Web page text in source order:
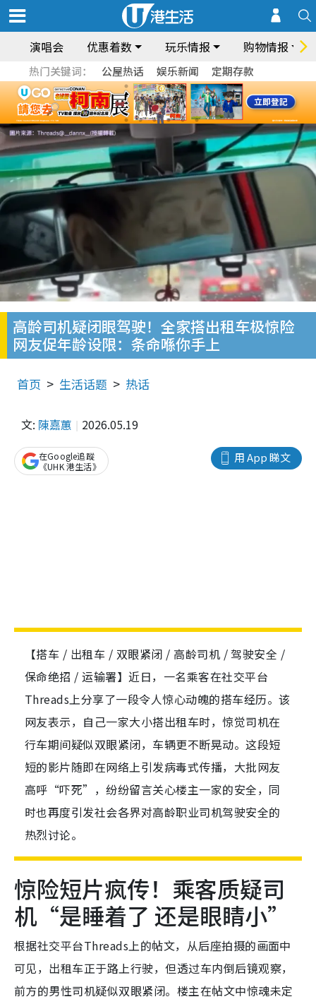
演唱会 优惠着数 玩乐情报 购物情报
热门关键词： 公屋热话 娱乐新闻 定期存款
高龄司机疑闭眼驾驶！全家搭出租车极惊险
网友促年龄设限：条命喺你手上
首页 生活话题 热话
文: 陳嘉蕙 2026.05.19
用 App 睇文
在Google追蹤
《UHK 港生活》
【搭车 / 出租车 / 双眼紧闭 / 高龄司机 / 驾驶安全 /
保命绝招 / 运输署】近日，一名乘客在社交平台
Threads上分享了一段令人惊心动魄的搭车经历。该
网友表示，自己一家大小搭出租车时，惊觉司机在
行车期间疑似双眼紧闭，车辆更不断晃动。这段短
短的影片随即在网络上引发病毒式传播，大批网友
高呼“吓死”，纷纷留言关心楼主一家的安全，同
时也再度引发社会各界对高龄职业司机驾驶安全的
热烈讨论。
惊险短片疯传！乘客质疑司
机“是睡着了 还是眼睛小”
根据社交平台Threads上的帖文，从后座拍摄的画面中
可见，出租车正于路上行驶，但透过车内倒后镜观察，
前方的男性司机疑似双眼紧闭。楼主在帖文中惊魂未定